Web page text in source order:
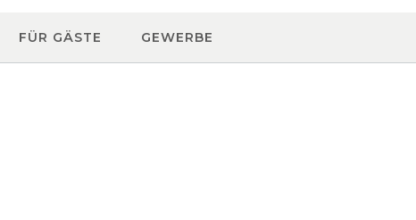
FÜR GÄSTE GEWERBE